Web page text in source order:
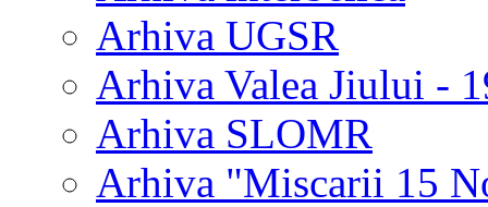
Arhiva UGSR
Arhiva Valea Jiului -
Arhiva SLOMR
Arhiva "Miscarii 15